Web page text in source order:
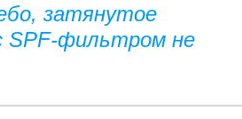
затянутое
SPF-фильтром не